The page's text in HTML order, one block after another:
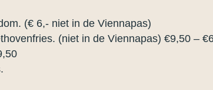
(€ 6,- niet in de Viennapas)
(niet in de Viennapas) €9,50 –